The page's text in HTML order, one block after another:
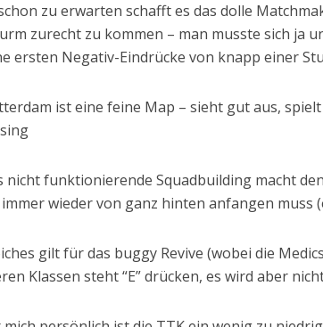
zu erwarten schafft es das dolle
zurecht zu kommen – man musste sich ja
ersten Negativ-Eindrücke von knapp einer
ist eine feine Map – sieht gut aus,
nicht funktionierende Squadbuilding macht
wieder von ganz hinten anfangen muss
gilt für das buggy Revive (wobei die
Klassen steht “E” drücken, es wird aber